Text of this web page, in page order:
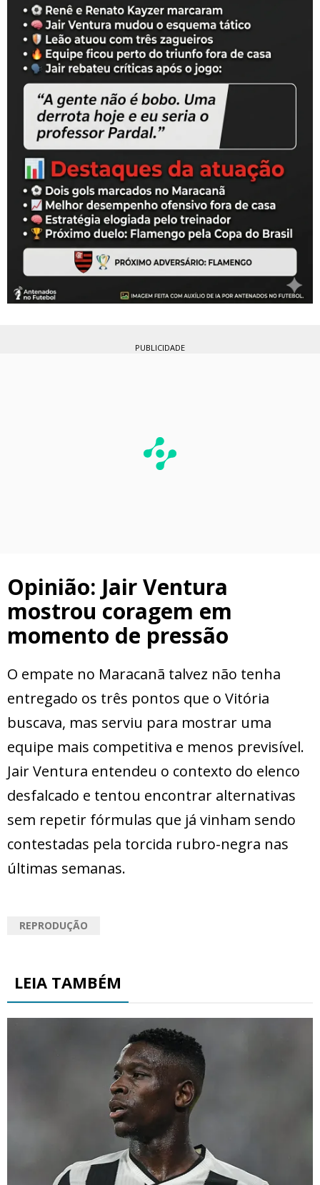
PUBLICIDADE
Opinião: Jair Ventura
mostrou coragem em
momento de pressão
O empate no Maracanã talvez não tenha
entregado os três pontos que o Vitória
buscava, mas serviu para mostrar uma
equipe mais competitiva e menos previsível.
Jair Ventura entendeu o contexto do elenco
desfalcado e tentou encontrar alternativas
sem repetir fórmulas que já vinham sendo
contestadas pela torcida rubro-negra nas
últimas semanas.
REPRODUÇÃO
LEIA TAMBÉM